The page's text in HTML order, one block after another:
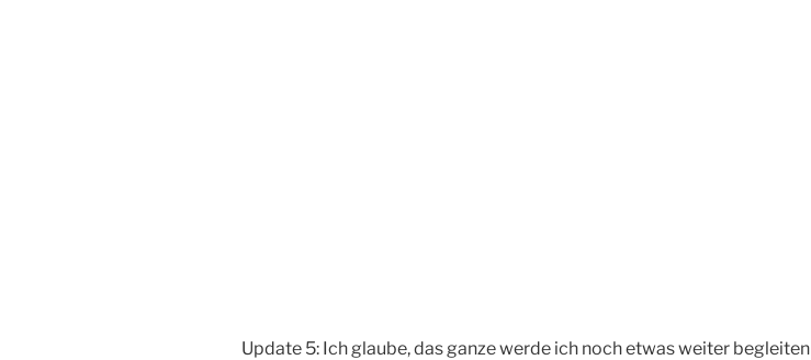
Update 5: Ich glaube, das ganze werde ich noch etwas weiter begleiten